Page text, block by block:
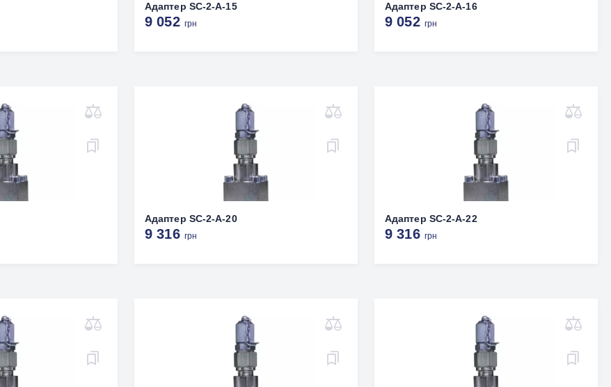
Адаптер SC-2-A-15
9 052 грн
Адаптер SC-2-A-16
9 052 грн
Адаптер SC-2-A-20
9 316 грн
Адаптер SC-2-A-22
9 316 грн